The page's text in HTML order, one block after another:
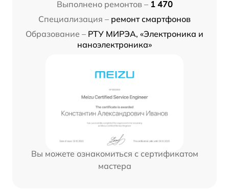
Выполнено ремонтов – 1 470
Специализация – ремонт смартфонов
Образование – РТУ МИРЭА, «Электроника и
наноэлектроника»
Вы можете ознакомиться с сертификатом
мастера